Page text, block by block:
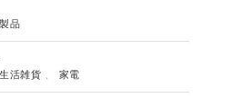
品
活雑貨 家電